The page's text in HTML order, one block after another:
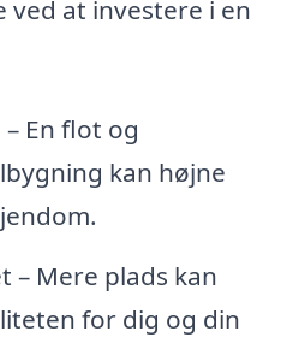
ved at investere i en
En flot og
kan højne
– Mere plads kan
for dig og din